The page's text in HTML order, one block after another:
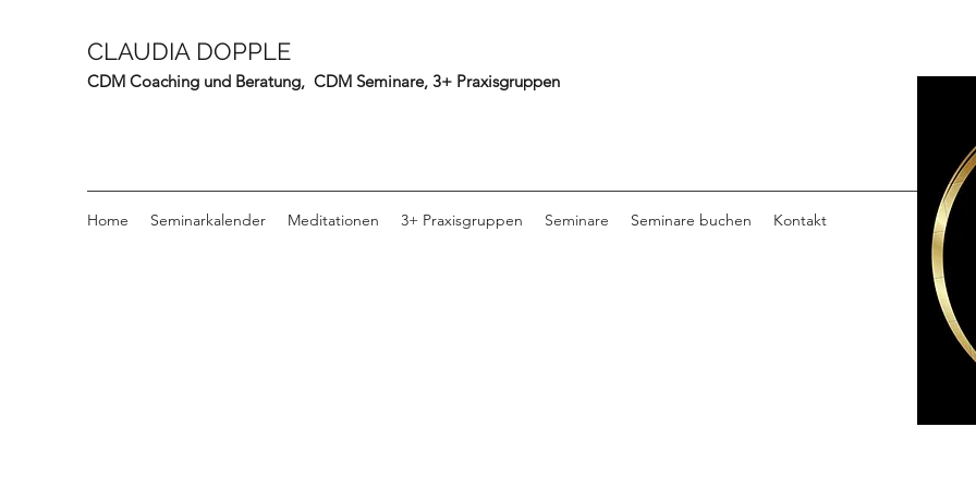
CLAUDIA DOPPLE
CDM Coaching und Beratung, CDM Seminare, 3+ Praxisgruppen
Home Seminarkalender Meditationen 3+ Praxisgruppen Seminare Seminare buchen Kontakt